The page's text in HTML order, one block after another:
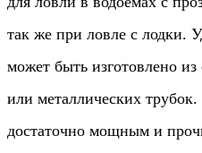
так же при ловле с лодки.
может быть изготовлено
или металлических
достаточно мощным и